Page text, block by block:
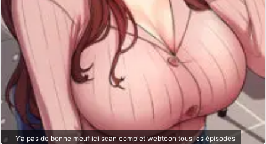
Y’a pas de bonne meuf ici scan complet webtoon tous les épisodes